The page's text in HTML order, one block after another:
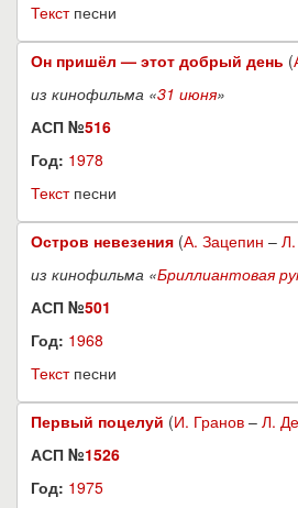
Текстпесни
Он пришёл — этот добрый день (
из кинофильма «31 июня»
АСП №516
Год: 1978
Текстпесни
Остров невезения (А. Зацепин –
из кинофильма «Бриллиантовая
АСП №501
Год: 1968
Текстпесни
Первый поцелуй (И. Гранов – Л.
АСП №1526
Год: 1975